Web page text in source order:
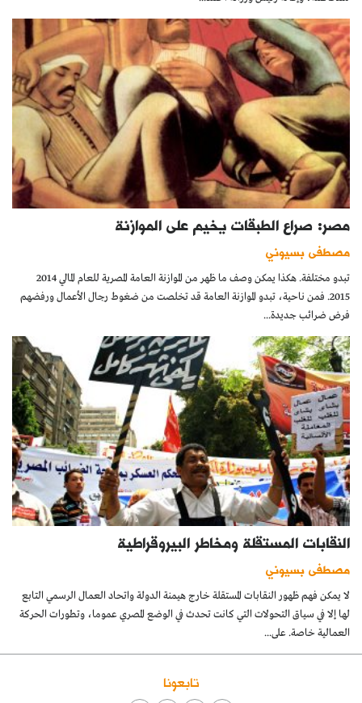
مصر: صراع الطبقات يخيم على الموازنة
مصطفى بسيوني
تبدو مختلفة. هكذا يمكن وصف ما ظهر من الموازنة العامة المصرية للعام المالي 2014
2015. فمن ناحية، تبدو الموازنة العامة قد تخلصت من ضغوط رجال الأعمال ورفضهم
فرض ضرائب جديدة...
النقابات المستقلة ومخاطر البيروقراطية
مصطفى بسيوني
لا يمكن فهم ظهور النقابات المستقلة خارج هيمنة الدولة واتحاد العمال الرسمي التابع
لها إلا في سياق التحولات التي كانت تحدث في الوضع المصري عموما، وتطورات الحركة
العمالية خاصة. على...
تابعونا